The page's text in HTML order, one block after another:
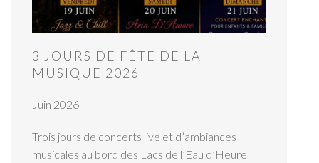
3 JOURS DE FÊTE DE LA
MUSIQUE 2026
Juin 2026
Trois jours de concerts live et d’ambiances
musicales au bord des Lacs de l’Eau d’Heure